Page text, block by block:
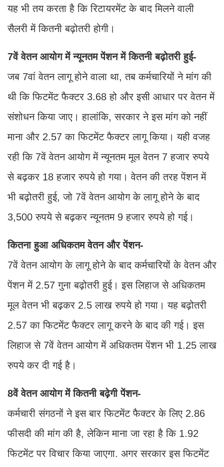
यह भी तय करता है कि रिटायरमेंट के बाद मिलने वाली
सैलरी में कितनी बढ़ोतरी होगी।
7वें वेतन आयोग में न्यूनतम पेंशन में कितनी बढ़ोतरी हुई-
जब 7वां वेतन लागू होने वाला था, तब कर्मचारियों ने मांग की
थी कि फिटमेंट फैक्टर 3.68 हो और इसी आधार पर वेतन में
संशोधन किया जाए। हालांकि, सरकार ने इस मांग को नहीं
माना और 2.57 का फिटमेंट फैक्टर लागू किया। यही वजह
रही कि 7वें वेतन आयोग में न्यूनतम मूल वेतन 7 हजार रुपये
से बढ़कर 18 हजार रुपये हो गया। वेतन की तरह पेंशन में
भी बढ़ोतरी हुई, जो 7वें वेतन आयोग के लागू होने के बाद
3,500 रुपये से बढ़कर न्यूनतम 9 हजार रुपये हो गई।
कितना हुआ अधिकतम वेतन और पेंशन-
7वें वेतन आयोग के लागू होने के बाद कर्मचारियों के वेतन और
पेंशन में 2.57 गुना बढ़ोतरी हुई। इस लिहाज से अधिकतम
मूल वेतन भी बढ़कर 2.5 लाख रुपये हो गया। यह बढ़ोतरी
2.57 का फिटमेंट फैक्टर लागू करने के बाद की गई। इस
लिहाज से 7वें वेतन आयोग में अधिकतम पेंशन भी 1.25 लाख
रुपये कर दी गई है।
8वें वेतन आयोग में कितनी बढ़ेगी पेंशन-
कर्मचारी संगठनों ने इस बार फिटमेंट फैक्टर के लिए 2.86
फीसदी की मांग की है, लेकिन माना जा रहा है कि 1.92
फिटमेंट पर विचार किया जाएगा. अगर सरकार इस फिटमेंट